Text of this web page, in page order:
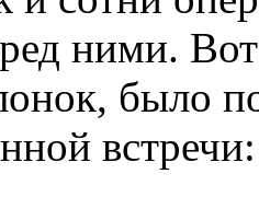
ними.
было
встречи: